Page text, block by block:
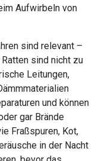
Aufwirbeln von
sind relevant –
sind nicht zu
Leitungen,
und können
gar Brände
Fraßspuren, Kot,
in der Nacht